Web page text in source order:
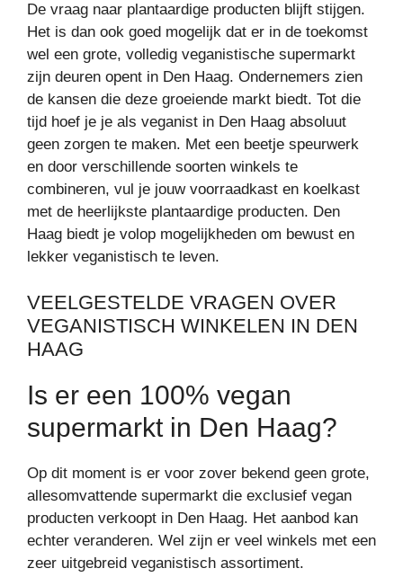
De vraag naar plantaardige producten blijft stijgen.
Het is dan ook goed mogelijk dat er in de toekomst
wel een grote, volledig veganistische supermarkt
zijn deuren opent in Den Haag. Ondernemers zien
de kansen die deze groeiende markt biedt. Tot die
tijd hoef je je als veganist in Den Haag absoluut
geen zorgen te maken. Met een beetje speurwerk
en door verschillende soorten winkels te
combineren, vul je jouw voorraadkast en koelkast
met de heerlijkste plantaardige producten. Den
Haag biedt je volop mogelijkheden om bewust en
lekker veganistisch te leven.
VEELGESTELDE VRAGEN OVER
VEGANISTISCH WINKELEN IN DEN
HAAG
Is er een 100% vegan
supermarkt in Den Haag?
Op dit moment is er voor zover bekend geen grote,
allesomvattende supermarkt die exclusief vegan
producten verkoopt in Den Haag. Het aanbod kan
echter veranderen. Wel zijn er veel winkels met een
zeer uitgebreid veganistisch assortiment.